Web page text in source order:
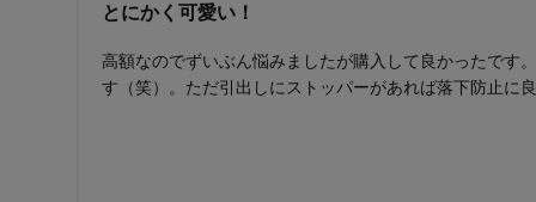
とにかく可愛い！
高額なのでずいぶん悩みましたが購入して良かったです
す（笑）。ただ引出しにストッパーがあれば落下防止に